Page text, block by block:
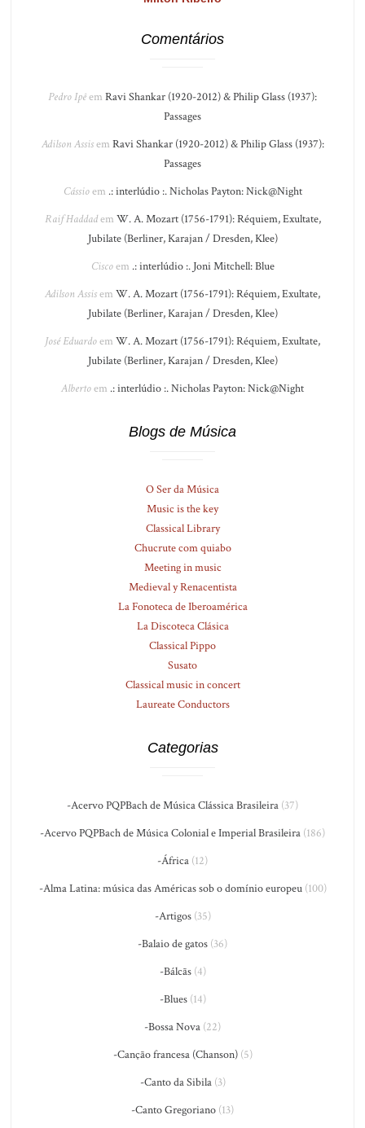
Comentários
Pedro Ipêem Ravi Shankar (1920-2012) & Philip Glass (1937):
Passages
Adilson Assisem Ravi Shankar (1920-2012) & Philip Glass (1937):
Passages
Cássioem .: interlúdio :. Nicholas Payton: Nick@Night
Raif Haddadem W. A. Mozart (1756-1791): Réquiem, Exultate,
Jubilate (Berliner, Karajan / Dresden, Klee)
Ciscoem .: interlúdio :. Joni Mitchell: Blue
Adilson Assisem W. A. Mozart (1756-1791): Réquiem, Exultate,
Jubilate (Berliner, Karajan / Dresden, Klee)
José Eduardoem W. A. Mozart (1756-1791): Réquiem, Exultate,
Jubilate (Berliner, Karajan / Dresden, Klee)
Albertoem .: interlúdio :. Nicholas Payton: Nick@Night
Blogs de Música
O Ser da Música
Music is the key
Classical Library
Chucrute com quiabo
Meeting in music
Medieval y Renacentista
La Fonoteca de Iberoamérica
La Discoteca Clásica
Classical Pippo
Susato
Classical music in concert
Laureate Conductors
Categorias
-Acervo PQPBach de Música Clássica Brasileira (37)
-Acervo PQPBach de Música Colonial e Imperial Brasileira (186)
-África (12)
-Alma Latina: música das Américas sob o domínio europeu(100)
-Artigos(35)
-Balaio de gatos (36)
-Bálcãs(4)
-Blues(14)
-Bossa Nova (22)
-Canção francesa (Chanson)(5)
-Canto da Sibila(3)
-Canto Gregoriano (13)